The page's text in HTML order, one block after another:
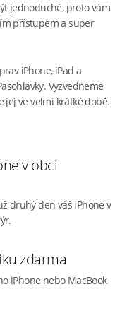
jednoduché, proto vám
přístupem a super
iPhone, iPad a
Vyzvedneme
jej ve velmi krátké době.
v obci
druhý den váš iPhone v
zdarma
iPhone nebo MacBook